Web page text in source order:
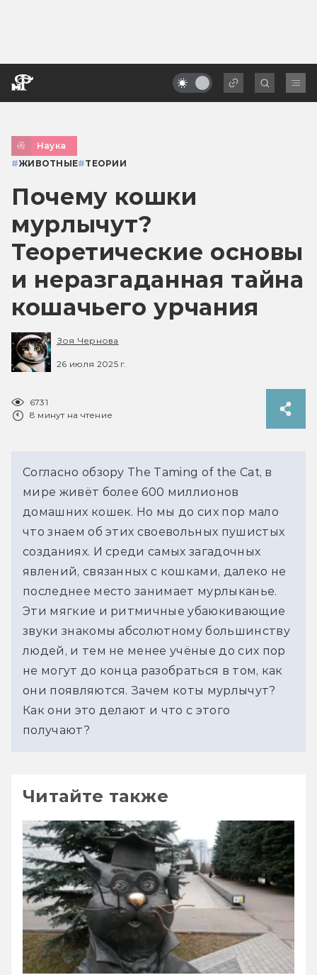
Наука
#ЖИВОТНЫЕ#ТЕОРИИ
Почему кошки
мурлычут?
Теоретические основы
и неразгаданная тайна
кошачьего урчания
Зоя Чернова
26 июля 2025 г.
6731
8 минут на чтение
Согласно обзору The Taming of the Cat, в
мире живёт более 600 миллионов
домашних кошек. Но мы до сих пор мало
что знаем об этих своевольных пушистых
созданиях. И среди самых загадочных
явлений, связанных с кошками, далеко не
последнее место занимает мурлыканье.
Эти мягкие и ритмичные убаюкивающие
звуки знакомы абсолютному большинству
людей, и тем не менее учёные до сих пор
не могут до конца разобраться в том, как
они появляются. Зачем коты мурлычут?
Как они это делают и что с этого
получают?
Читайте также